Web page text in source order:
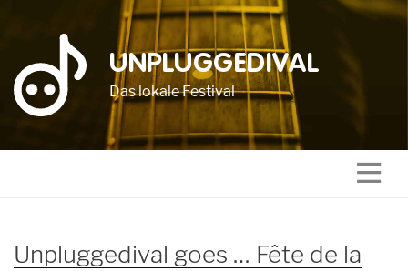
UNPLUGGEDIVAL
Das lokale Festival
Do, 2. Juli 2026
people’s choice
Unpluggedival goes … Fête de la